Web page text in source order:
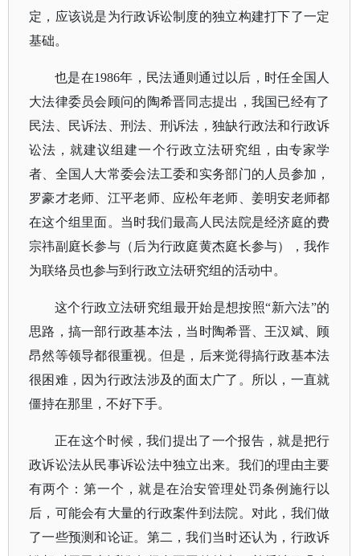
定，应该说是为行政诉讼制度的独立构建打下了一定
基础。
也是在1986年，民法通则通过以后，时任全国人
大法律委员会顾问的陶希晋同志提出，我国已经有了
民法、民诉法、刑法、刑诉法，独缺行政法和行政诉
讼法，就建议组建一个行政立法研究组，由专家学
者、全国人大常委会法工委和实务部门的人员参加，
罗豪才老师、江平老师、应松年老师、姜明安老师都
在这个组里面。当时我们最高人民法院是经济庭的费
宗祎副庭长参与（后为行政庭黄杰庭长参与），我作
为联络员也参与到行政立法研究组的活动中。
这个行政立法研究组最开始是想按照“新六法”的
思路，搞一部行政基本法，当时陶希晋、王汉斌、顾
昂然等领导都很重视。但是，后来觉得搞行政基本法
很困难，因为行政法涉及的面太广了。所以，一直就
僵持在那里，不好下手。
正在这个时候，我们提出了一个报告，就是把行
政诉讼法从民事诉讼法中独立出来。我们的理由主要
有两个：第一个，就是在治安管理处罚条例施行以
后，可能会有大量的行政案件到法院。对此，我们做
了一些预测和论证。第二，我们当时还认为，行政诉